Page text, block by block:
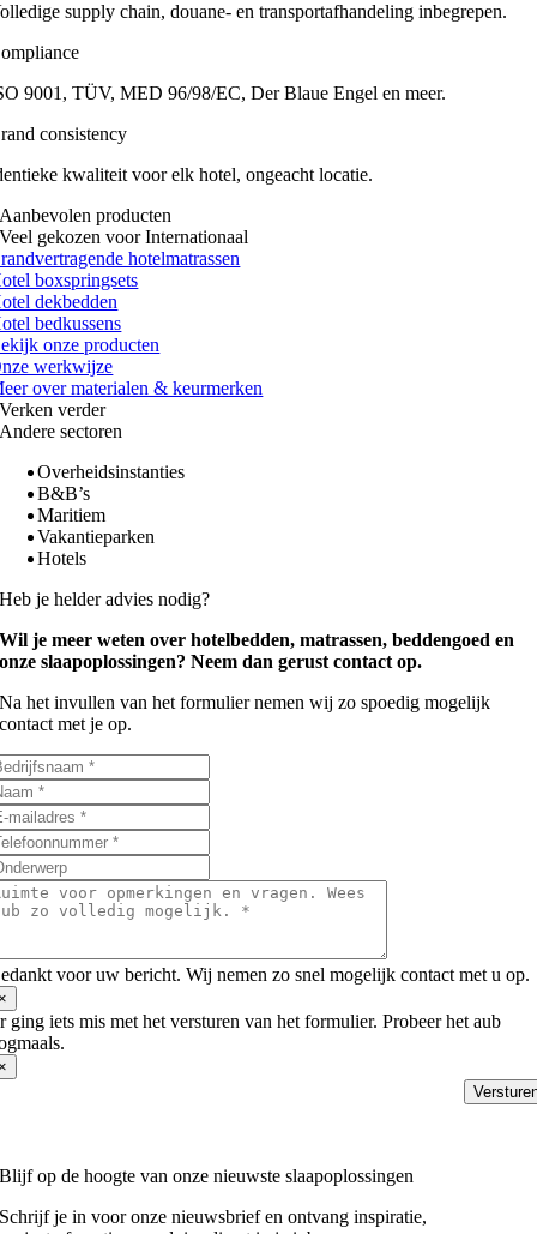
supply chain, douane- en transportafhandeling inbegrepen.
9001, TÜV, MED 96/98/EC, Der Blaue Engel en meer.
consistency
kwaliteit voor elk hotel, ongeacht locatie.
Aanbevolen producten
Veel gekozen voor Internationaal
hotelmatrassen
boxspringsets
dekbedden
bedkussens
onze producten
werkwijze
over materialen & keurmerken
Verken verder
Andere sectoren
Overheidsinstanties
B&B’s
Maritiem
Vakantieparken
Hotels
Heb je helder advies nodig?
Wil je meer weten over hotelbedden, matrassen, beddengoed en
onze slaapoplossingen? Neem dan gerust contact op.
Na het invullen van het formulier nemen wij zo spoedig mogelijk
contact met je op.
voor uw bericht. Wij nemen zo snel mogelijk contact met u op.
ging iets mis met het versturen van het formulier. Probeer het aub
Blijf op de hoogte van onze nieuwste slaapoplossingen
Schrijf je in voor onze nieuwsbrief en ontvang inspiratie,